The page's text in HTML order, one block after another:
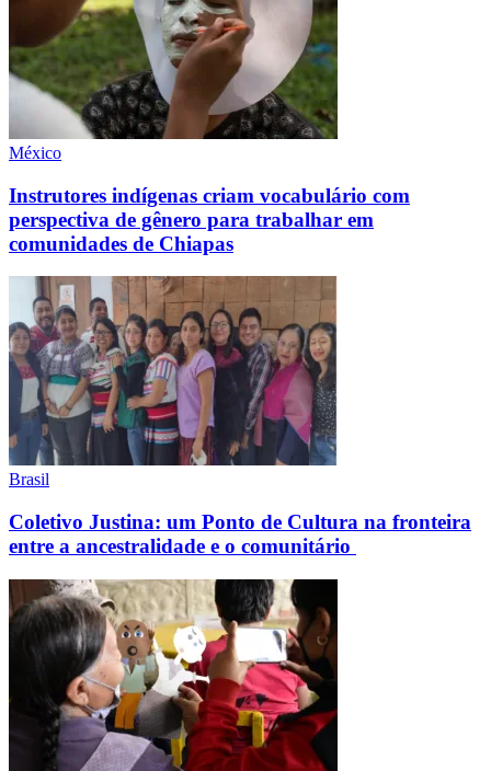
México
Instrutores indígenas criam vocabulário com
perspectiva de gênero para trabalhar em
comunidades de Chiapas
Brasil
Coletivo Justina: um Ponto de Cultura na fronteira
entre a ancestralidade e o comunitário